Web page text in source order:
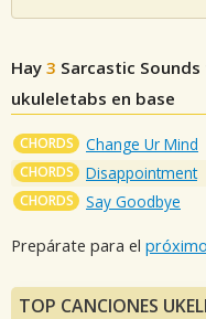
Hay 3 Sarcastic Sounds
ukuleletabs en base
CHORDS Change Ur Mind
CHORDS Disappointment
CHORDS Say Goodbye
Prepárate para el
TOP CANCIONES